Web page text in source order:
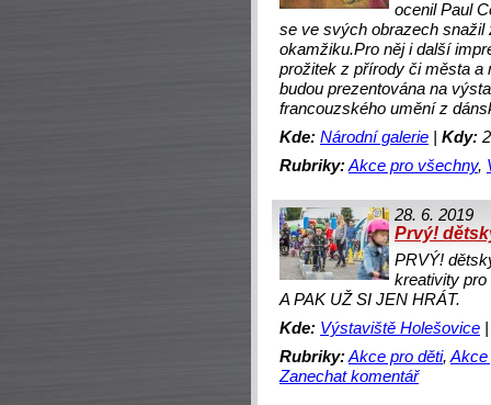
ocenil Paul
se ve svých obrazech snažil
okamžiku.Pro něj i další
prožitek z přírody či města a
budou prezentována na
francouzského umění z
Kde: Národní galerie Kdy:
Rubriky:Akce pro všechny,
28. 6. 2019
Prvý!
PRVÝ!
kreativity pro
A PAK UŽ SI JEN HRÁT.
Kde: Výstaviště Holešovice
Rubriky:Akce pro děti, Akce
Zanechat komentář